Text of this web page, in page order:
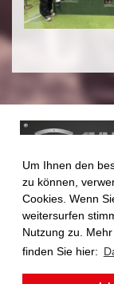
Um Ihnen den
zu können,
Cookies. Wenn
weitersurfen
Nutzung zu.
finden Sie hier: